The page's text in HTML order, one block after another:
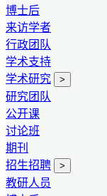
博士后
来访学者
行政团队
学术支持
学术研究
>
研究团队
公开课
讨论班
期刊
招生招聘
>
教研人员